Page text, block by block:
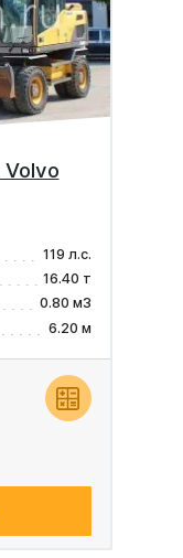
Volvo
119 л.с.
16.40 т
0.80 м3
6.20 м